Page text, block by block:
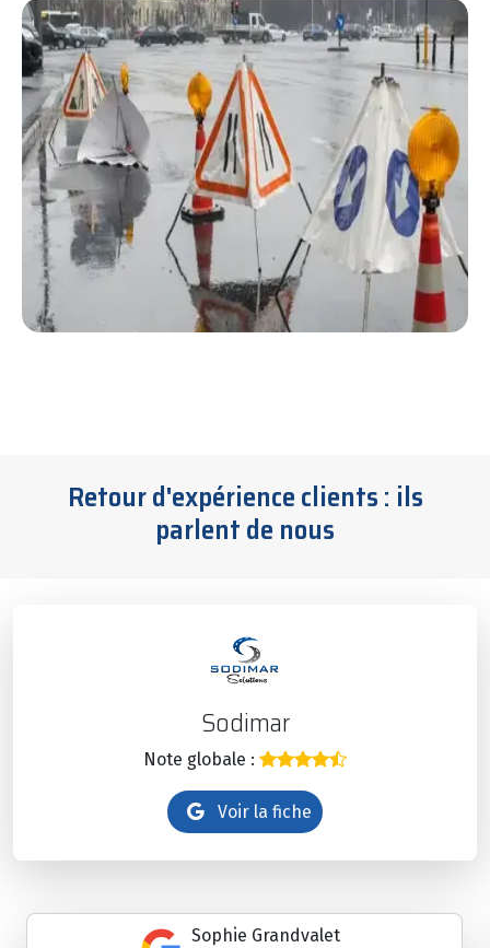
Retour d'expérience clients : ils
parlent de nous
Sodimar
Note globale :
Voir la fiche
Sophie Grandvalet